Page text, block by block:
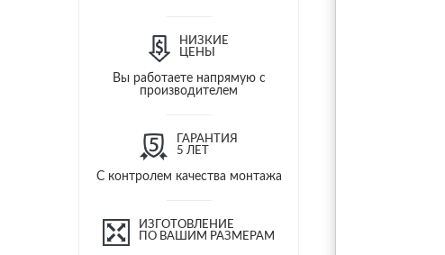
НИЗКИЕ
ЦЕНЫ
Вы работаете напрямую с
производителем
ГАРАНТИЯ
5 ЛЕТ
С контролем качества монтажа
ИЗГОТОВЛЕНИЕ
ПО ВАШИМ РАЗМЕРАМ